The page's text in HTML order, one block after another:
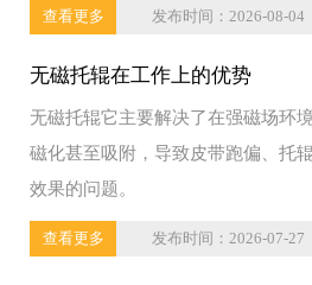
查看更多 发布时间：2026-08-04
无磁托辊在工作上的优势
无磁托辊它主要解决了在强磁场环
磁化甚至吸附，导致皮带跑偏、托
效果的问题。
查看更多 发布时间：2026-07-27